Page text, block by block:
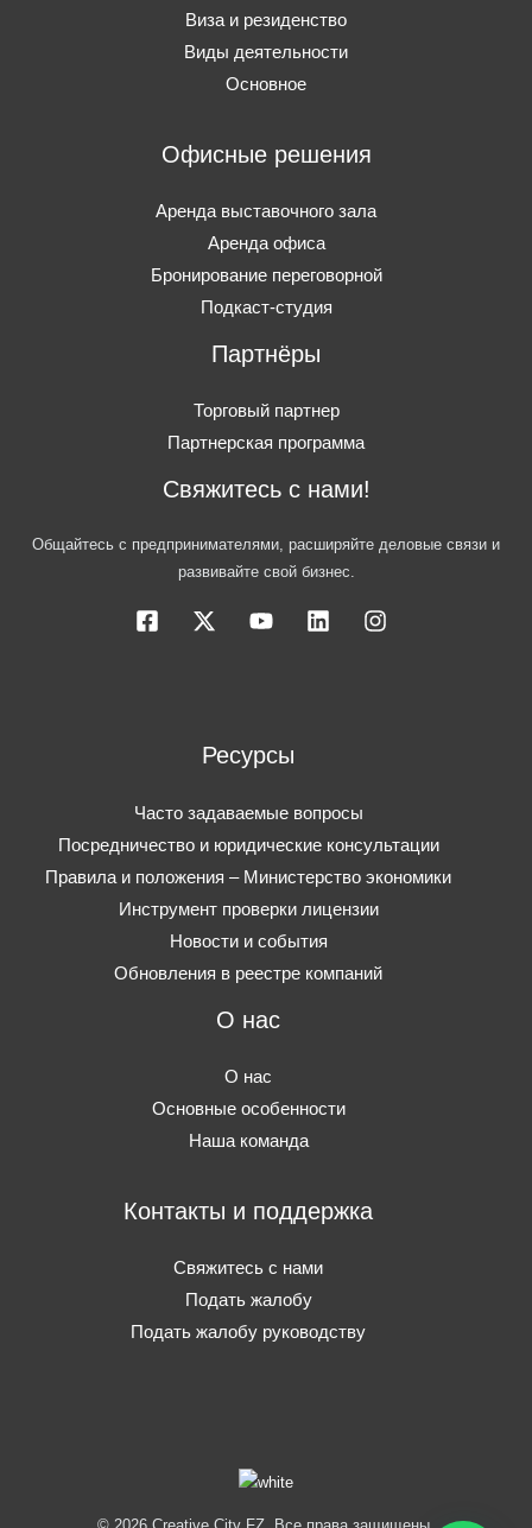
Виза и резиденство
Виды деятельности
Основное
Офисные решения
Аренда выставочного зала
Аренда офиса
Бронирование переговорной
Подкаст-студия
Партнёры
Торговый партнер
Партнерская программа
Свяжитесь с нами!
Общайтесь с предпринимателями, расширяйте деловые связи и
развивайте свой бизнес.
Ресурсы
Часто задаваемые вопросы
Посредничество и юридические консультации
Правила и положения – Министерство экономики
Инструмент проверки лицензии
Новости и события
Обновления в реестре компаний
О нас
О нас
Основные особенности
Наша команда
Контакты и поддержка
Свяжитесь с нами
Подать жалобу
Подать жалобу руководству